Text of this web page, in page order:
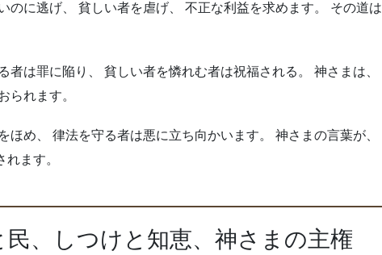
のに逃げ、 貧しい者を虐げ、 不正な利益を求めます。 その道は
者は罪に陥り、 貧しい者を憐れむ者は祝福される。 神さまは、
られます。
ほめ、 律法を守る者は悪に立ち向かいます。 神さまの言葉が、
ます。
民、しつけと知恵、神さまの主権